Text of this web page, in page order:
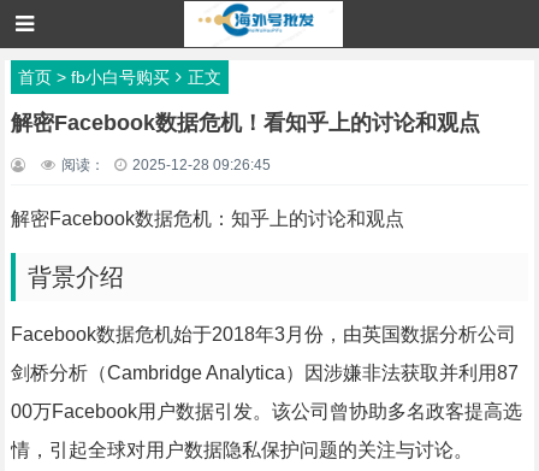
首页> fb小白号购买 正文
解密Facebook数据危机！看知乎上的讨论和观点
阅读： 2025-12-28 09:26:45
解密Facebook数据危机：知乎上的讨论和观点
背景介绍
Facebook数据危机始于2018年3月份，由英国数据分析公司
剑桥分析（Cambridge Analytica）因涉嫌非法获取并利用87
00万Facebook用户数据引发。该公司曾协助多名政客提高选
情，引起全球对用户数据隐私保护问题的关注与讨论。